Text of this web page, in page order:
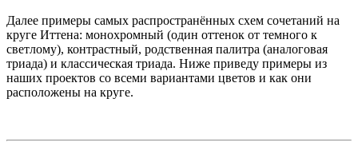
Далее примеры самых распространённых схем сочетаний на
круге Иттена: монохромный (один оттенок от темного к
светлому), контрастный, родственная палитра (аналоговая
триада) и классическая триада. Ниже приведу примеры из
наших проектов со всеми вариантами цветов и как они
расположены на круге.